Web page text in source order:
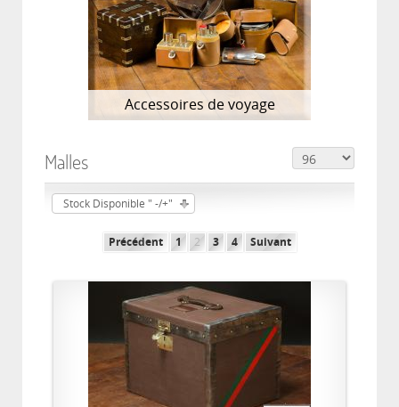
Accessoires de voyage
Malles
Stock Disponible " -/+"
Précédent 1 2 3 4 Suivant